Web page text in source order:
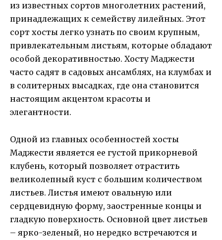
из известных сортов многолетних растений,
принадлежащих к семейству лилейных. Этот
сорт хосты легко узнать по своим крупным,
привлекательным листьям, которые обладают
особой декоративностью. Хосту Маджести
часто садят в садовых ансамблях, на клумбах и
в солитерных высадках, где она становится
настоящим акцентом красоты и
элегантности.
Одной из главных особенностей хосты
Маджести является ее густой прикорневой
клубень, который позволяет отрастить
великолепный куст с большим количеством
листьев. Листья имеют овальную или
сердцевидную форму, заостренные концы и
гладкую поверхность. Основной цвет листьев
– ярко-зеленый, но нередко встречаются и